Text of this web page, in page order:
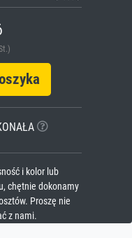
i kolor lub
chętnie dokonamy
Proszę nie
z nami.